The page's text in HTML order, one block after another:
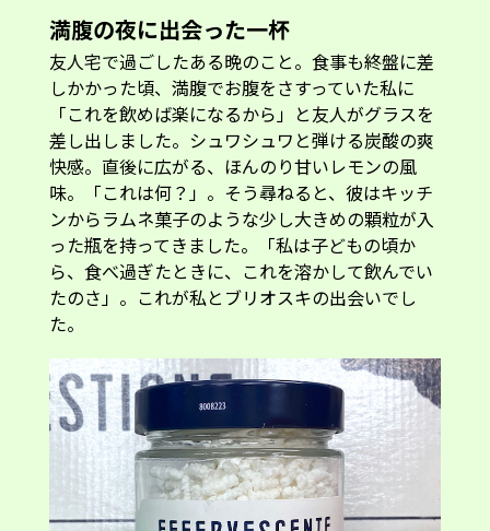
満腹の夜に出会った一杯
友人宅で過ごしたある晩のこと。食事も終盤に差
しかかった頃、満腹でお腹をさすっていた私に
「これを飲めば楽になるから」と友人がグラスを
差し出しました。シュワシュワと弾ける炭酸の爽
快感。直後に広がる、ほんのり甘いレモンの風
味。「これは何？」。そう尋ねると、彼はキッチ
ンからラムネ菓子のような少し大きめの顆粒が入
った瓶を持ってきました。「私は子どもの頃か
ら、食べ過ぎたときに、これを溶かして飲んでい
たのさ」。これが私とブリオスキの出会いでし
た。